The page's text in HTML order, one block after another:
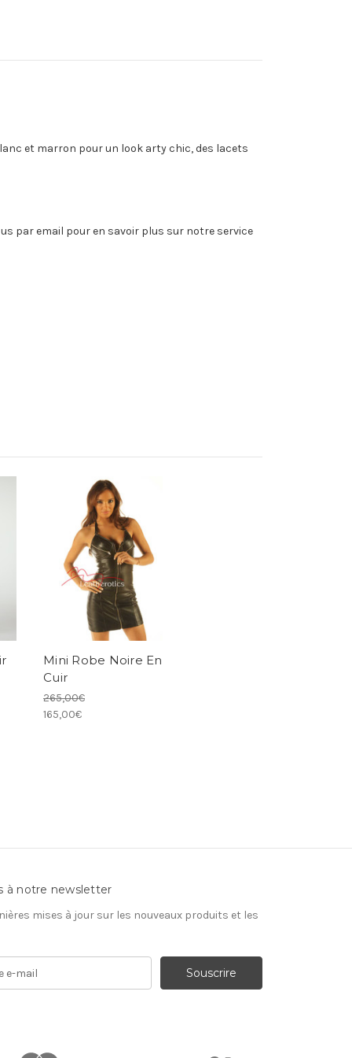
et marron pour un look arty chic, des lacets
par email pour en savoir plus sur notre service
Mini Robe Noire En
Cuir
265,00€
165,00€
à notre newsletter
mises à jour sur les nouveaux produits et les